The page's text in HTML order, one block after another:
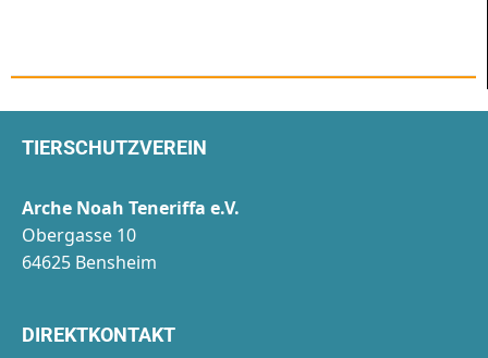
TIERSCHUTZVEREIN
Arche Noah Teneriffa e.V.
Obergasse 10
64625 Bensheim
DIREKTKONTAKT